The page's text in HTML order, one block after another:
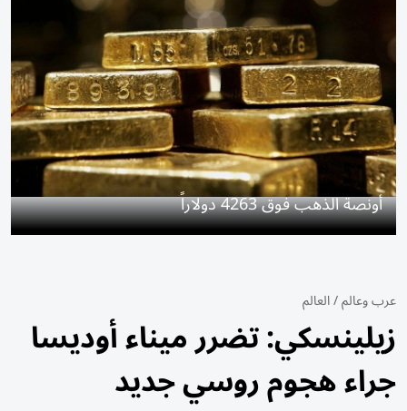
أونصة الذهب فوق 4263 دولاراً
عرب وعالم/العالم
زيلينسكي: تضرر ميناء أوديسا
جراء هجوم روسي جديد